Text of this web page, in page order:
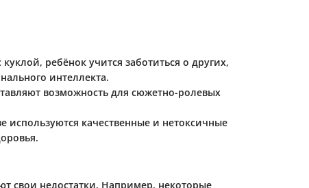
куклой, ребёнок учится заботиться о других,
интеллекта.
возможность для сюжетно-ролевых
используются качественные и нетоксичные
свои недостатки. Например, некоторые